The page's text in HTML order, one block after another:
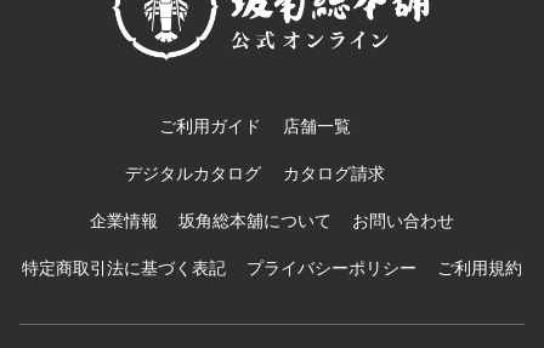
ご利用ガイド 店舗一覧
デジタルカタログ カタログ請求
企業情報 坂角総本舖について お問い合わせ
特定商取引法に基づく表記 プライバシーポリシー ご利用規約